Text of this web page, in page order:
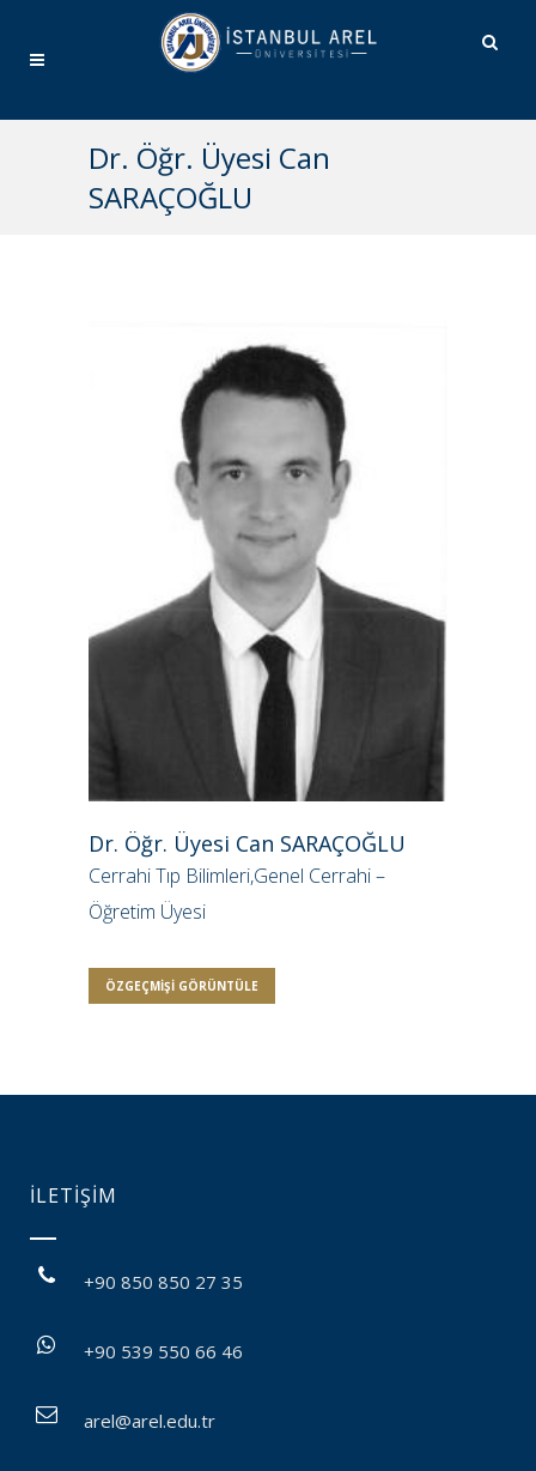
Dr. Öğr. Üyesi Can
SARAÇOĞLU
Dr. Öğr. Üyesi Can SARAÇOĞLU
Cerrahi Tıp Bilimleri,Genel Cerrahi –
Öğretim Üyesi
ÖZGEÇMIŞI GÖRÜNTÜLE
İLETİŞİM
+90 850 850 27 35
+90 539 550 66 46
arel@arel.edu.tr